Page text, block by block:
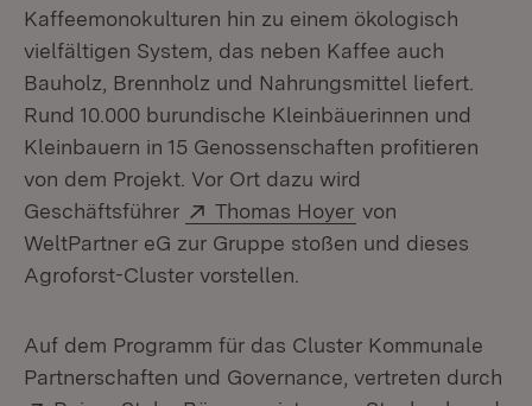
Kaffeemonokulturen hin zu einem ökologisch
vielfältigen System, das neben Kaffee auch
Bauholz, Brennholz und Nahrungsmittel liefert.
Rund 10.000 burundische Kleinbäuerinnen und
Kleinbauern in 15 Genossenschaften profitieren
von dem Projekt. Vor Ort dazu wird
Geschäftsführer
Extern:
Thomas Hoyer (Öffnet in neuem
von
WeltPartner eG zur Gruppe stoßen und dieses
Agroforst-Cluster vorstellen.
Auf dem Programm für das Cluster Kommunale
Partnerschaften und Governance, vertreten durch